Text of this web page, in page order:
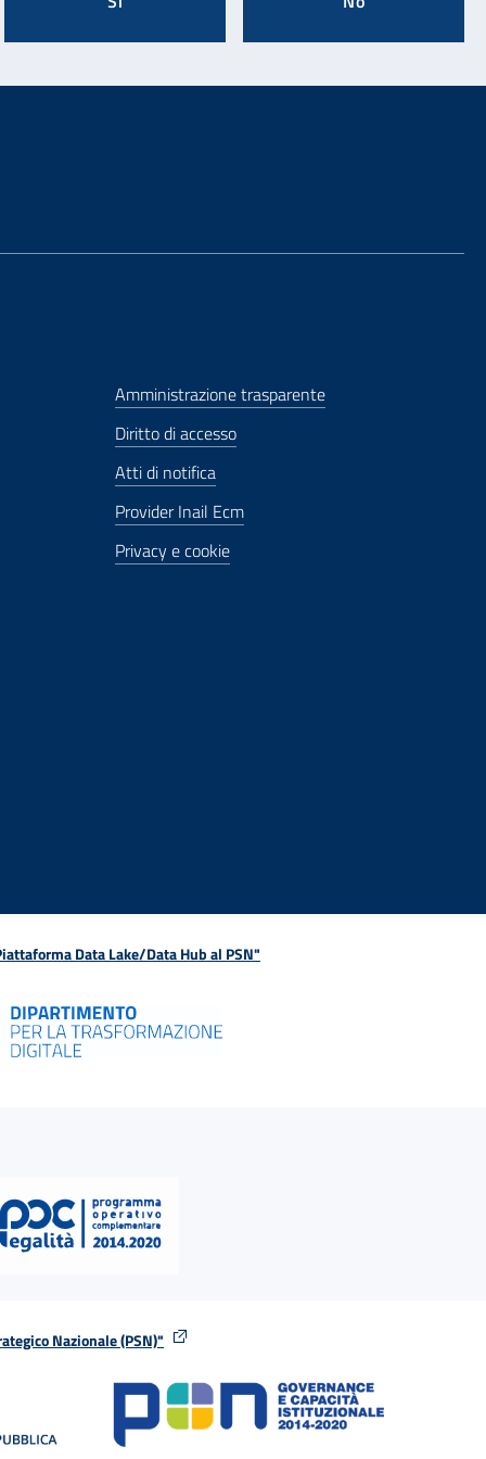
Amministrazione trasparente
Diritto di accesso
Atti di notifica
Provider Inail Ecm
Privacy e cookie
Data Lake/Data Hub al PSN"
Nazionale (PSN)"